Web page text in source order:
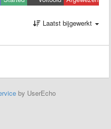
Laatst bijgewerkt
by UserEcho